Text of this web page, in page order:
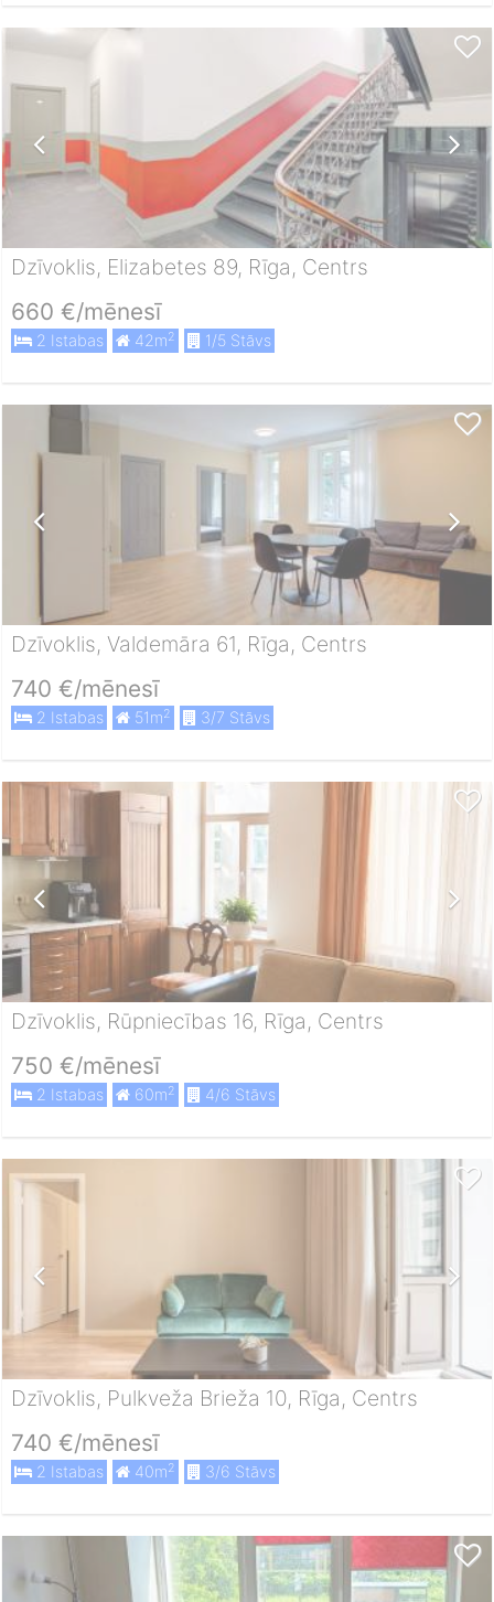
Dzīvoklis, Elizabetes 89, Rīga, Centrs
660 €/mēnesī
2 Istabas 42m2 1/5 Stāvs
Dzīvoklis, Valdemāra 61, Rīga, Centrs
740 €/mēnesī
2 Istabas 51m2 3/7 Stāvs
Dzīvoklis, Rūpniecības 16, Rīga, Centrs
750 €/mēnesī
2 Istabas 60m2 4/6 Stāvs
Dzīvoklis, Pulkveža Brieža 10, Rīga, Centrs
740 €/mēnesī
2 Istabas 40m2 3/6 Stāvs